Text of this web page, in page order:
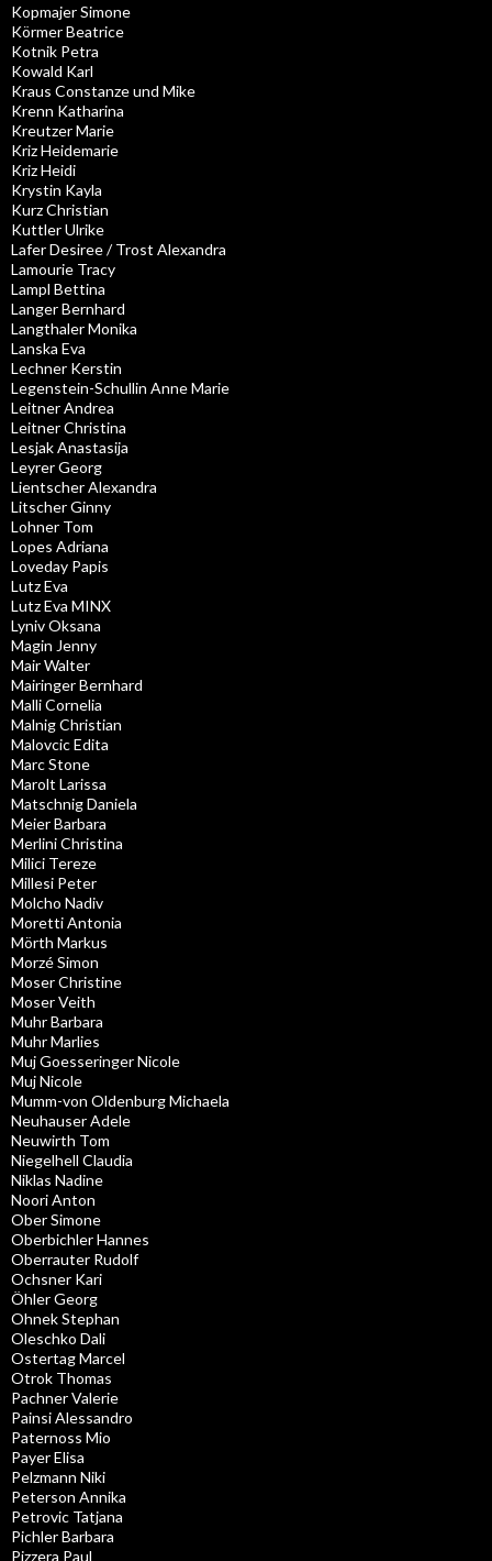
Kopmajer Simone
Körmer Beatrice
Kotnik Petra
Kowald Karl
Kraus Constanze und Mike
Krenn Katharina
Kreutzer Marie
Kriz Heidemarie
Kriz Heidi
Krystin Kayla
Kurz Christian
Kuttler Ulrike
Lafer Desiree / Trost Alexandra
Lamourie Tracy
Lampl Bettina
Langer Bernhard
Langthaler Monika
Lanska Eva
Lechner Kerstin
Legenstein-Schullin Anne Marie
Leitner Andrea
Leitner Christina
Lesjak Anastasija
Leyrer Georg
Lientscher Alexandra
Litscher Ginny
Lohner Tom
Lopes Adriana
Loveday Papis
Lutz Eva
Lutz Eva MINX
Lyniv Oksana
Magin Jenny
Mair Walter
Mairinger Bernhard
Malli Cornelia
Malnig Christian
Malovcic Edita
Marc Stone
Marolt Larissa
Matschnig Daniela
Meier Barbara
Merlini Christina
Milici Tereze
Millesi Peter
Molcho Nadiv
Moretti Antonia
Mörth Markus
Morzé Simon
Moser Christine
Moser Veith
Muhr Barbara
Muhr Marlies
Muj Goesseringer Nicole
Muj Nicole
Mumm-von Oldenburg Michaela
Neuhauser Adele
Neuwirth Tom
Niegelhell Claudia
Niklas Nadine
Noori Anton
Ober Simone
Oberbichler Hannes
Oberrauter Rudolf
Ochsner Kari
Öhler Georg
Ohnek Stephan
Oleschko Dali
Ostertag Marcel
Otrok Thomas
Pachner Valerie
Painsi Alessandro
Paternoss Mio
Payer Elisa
Pelzmann Niki
Peterson Annika
Petrovic Tatjana
Pichler Barbara
Pizzera Paul